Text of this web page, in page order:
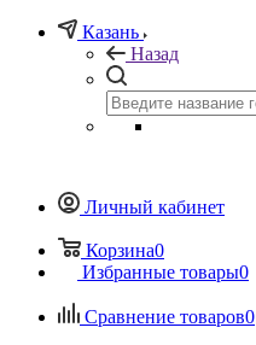
Казань
Назад
Личный кабинет
Корзина0
Избранные товары0
Сравнение товаров0